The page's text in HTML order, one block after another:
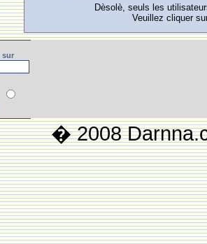
Dèsolè, seuls les
Veuillez cliquer
sur
� 2008